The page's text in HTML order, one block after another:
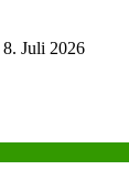
8. Juli 2026